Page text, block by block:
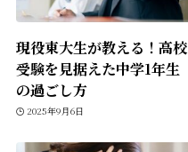
現役東大生が教える！高校
受験を見据えた中学1年生
の過ごし方
2025年9月6日